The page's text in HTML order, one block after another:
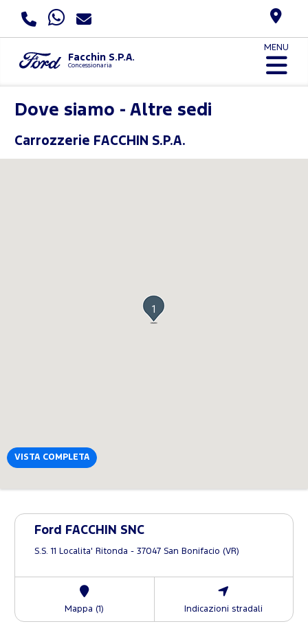
Facchin S.P.A.
Concessionaria
MENU
Dove siamo - Altre sedi
Carrozzerie FACCHIN S.P.A.
VISTA COMPLETA
1
Ford FACCHIN SNC
S.S. 11 Localita' Ritonda - 37047 San Bonifacio (VR)
Mappa (1) Indicazioni stradali